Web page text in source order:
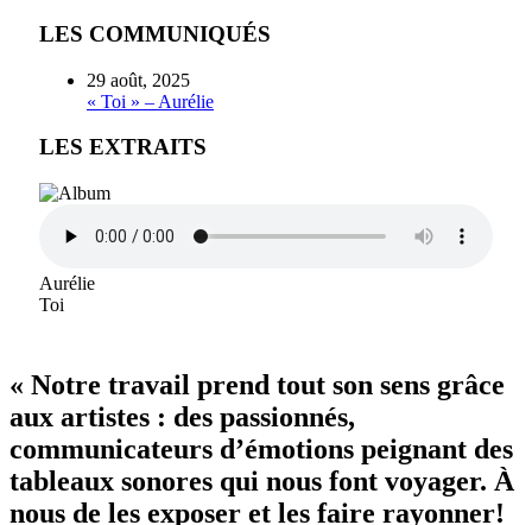
LES COMMUNIQUÉS
29 août, 2025
« Toi » – Aurélie
LES EXTRAITS
Aurélie
Toi
« Notre travail prend tout son sens grâce
aux artistes : des passionnés,
communicateurs d’émotions peignant des
tableaux sonores qui nous font voyager. À
nous de les exposer et les faire rayonner!